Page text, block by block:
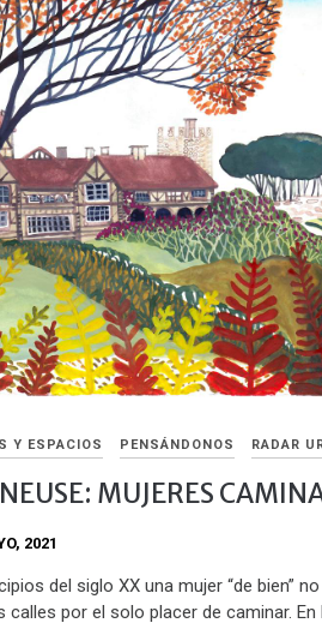
Y ESPACIOS PENSÁNDONOS RADAR
MUJERES
2021
del siglo XX una mujer “de bien”
calles por el solo placer de caminar. En